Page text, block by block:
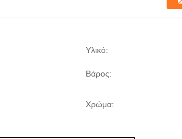
Υλικό:
Βάρος:
Χρώμα: